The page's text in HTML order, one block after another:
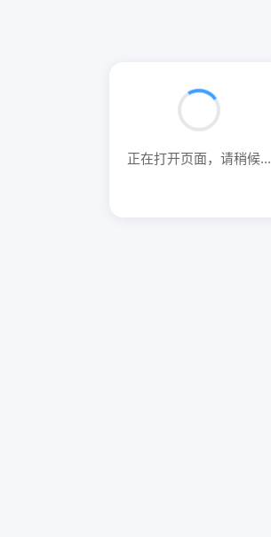
正在打开页面，请稍候...